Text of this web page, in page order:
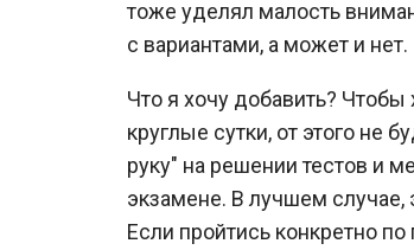
тоже уделял малость
с вариантами, а может и нет.
Что я хочу добавить?
круглые сутки, от этого не
руку" на решении тестов и
экзамене. В лучшем случае,
Если пройтись конкретно